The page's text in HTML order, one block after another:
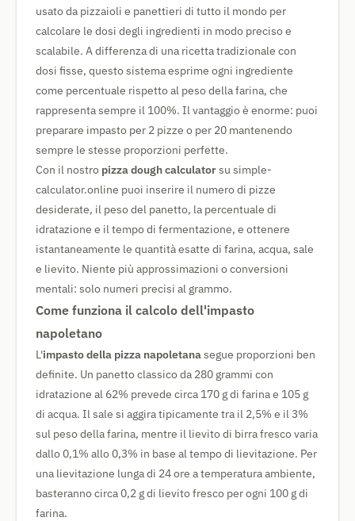
usato da pizzaioli e panettieri di tutto il mondo per
calcolare le dosi degli ingredienti in modo preciso e
scalabile. A differenza di una ricetta tradizionale con
dosi fisse, questo sistema esprime ogni ingrediente
come percentuale rispetto al peso della farina, che
rappresenta sempre il 100%. Il vantaggio è enorme: puoi
preparare impasto per 2 pizze o per 20 mantenendo
sempre le stesse proporzioni perfette.
Con il nostro pizza dough calculatorsu simple-
calculator.online puoi inserire il numero di pizze
desiderate, il peso del panetto, la percentuale di
idratazione e il tempo di fermentazione, e ottenere
istantaneamente le quantità esatte di farina, acqua, sale
e lievito. Niente più approssimazioni o conversioni
mentali: solo numeri precisi al grammo.
Come funziona il calcolo dell'impasto
napoletano
L'impasto della pizza napoletanasegue proporzioni ben
definite. Un panetto classico da 280 grammi con
idratazione al 62% prevede circa 170 g di farina e 105 g
di acqua. Il sale si aggira tipicamente tra il 2,5% e il 3%
sul peso della farina, mentre il lievito di birra fresco varia
dallo 0,1% allo 0,3% in base al tempo di lievitazione. Per
una lievitazione lunga di 24 ore a temperatura ambiente,
basteranno circa 0,2 g di lievito fresco per ogni 100 g di
farina.